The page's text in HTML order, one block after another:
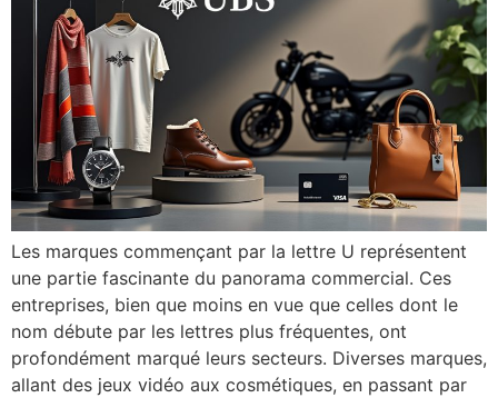
Les marques commençant par la lettre U représentent
une partie fascinante du panorama commercial. Ces
entreprises, bien que moins en vue que celles dont le
nom débute par les lettres plus fréquentes, ont
profondément marqué leurs secteurs. Diverses marques,
allant des jeux vidéo aux cosmétiques, en passant par